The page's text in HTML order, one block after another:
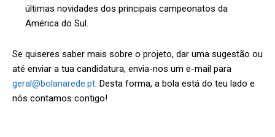
últimas novidades dos principais campeonatos da
América do Sul.
Se quiseres saber mais sobre o projeto, dar uma sugestão ou
até enviar a tua candidatura, envia-nos um e-mail para
geral@bolanarede.pt . Desta forma, a bola está do teu lado e
nós contamos contigo!